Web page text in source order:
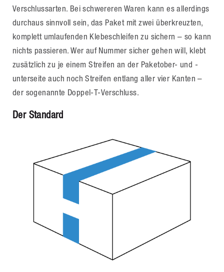
Verschlussarten. Bei schwereren Waren kann es allerdings
durchaus sinnvoll sein, das Paket mit zwei überkreuzten,
komplett umlaufenden Klebeschleifen zu sichern – so kann
nichts passieren. Wer auf Nummer sicher gehen will, klebt
zusätzlich zu je einem Streifen an der Paketober- und -
unterseite auch noch Streifen entlang aller vier Kanten –
der sogenannte Doppel-T-Verschluss.
Der Standard